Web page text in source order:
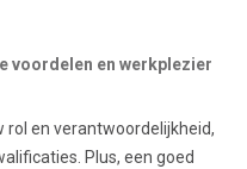
voordelen en werkplezier
rol en verantwoordelijkheid,
Plus, een goed